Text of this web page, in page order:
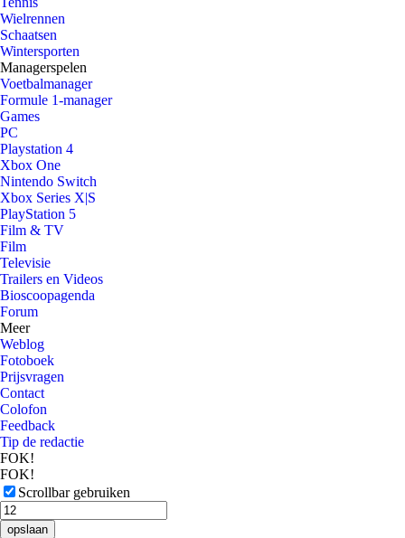
Wielrennen
Schaatsen
Wintersporten
Managerspelen
Voetbalmanager
Formule 1-manager
Games
PC
Playstation 4
Xbox One
Nintendo Switch
Xbox Series X|S
PlayStation 5
Film & TV
Film
Televisie
Trailers en Videos
Bioscoopagenda
Forum
Meer
Weblog
Fotoboek
Prijsvragen
Contact
Colofon
Feedback
Tip de redactie
FOK!
FOK!
Scrollbar gebruiken
opslaan